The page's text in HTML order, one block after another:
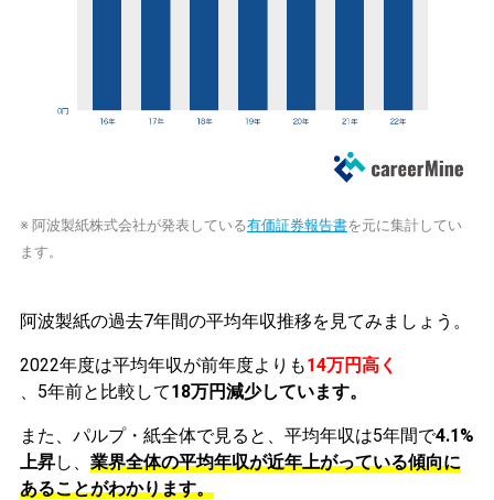
※ 阿波製紙株式会社が発表している有価証券報告書を元に集計してい
ます。
阿波製紙の過去7年間の平均年収推移を見てみましょう。
2022年度は平均年収が前年度よりも14万円高く
、5年前と比較して18万円減少しています。
また、パルプ・紙全体で見ると、平均年収は5年間で4.1%
上昇し、 業界全体の平均年収が近年上がっている傾向に
あることがわかります。